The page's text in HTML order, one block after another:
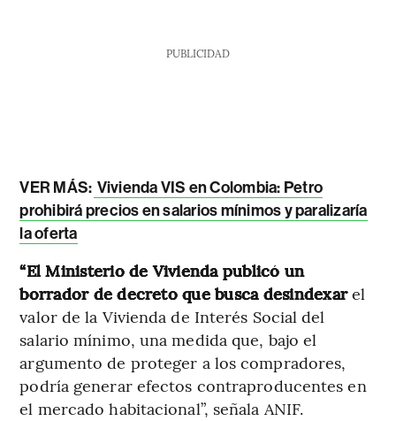
PUBLICIDAD
VER MÁS: Vivienda VIS en Colombia: Petro
prohibirá precios en salarios mínimos y paralizaría
la oferta
“El Ministerio de Vivienda publicó un
borrador de decreto que busca desindexarel
valor de la Vivienda de Interés Social del
salario mínimo, una medida que, bajo el
argumento de proteger a los compradores,
podría generar efectos contraproducentes en
el mercado habitacional”, señala ANIF.